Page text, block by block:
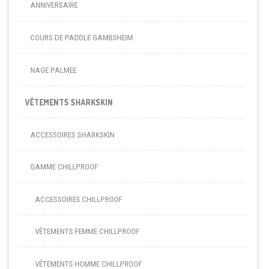
ANNIVERSAIRE
COURS DE PADDLE GAMBSHEIM
NAGE PALMEE
VÊTEMENTS SHARKSKIN
ACCESSOIRES SHARKSKIN
GAMME CHILLPROOF
ACCESSOIRES CHILLPROOF
VÊTEMENTS FEMME CHILLPROOF
VÊTEMENTS HOMME CHILLPROOF